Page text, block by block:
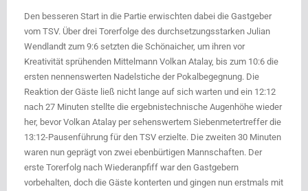
Den besseren Start in die Partie erwischten dabei die Gastgeber
vom TSV. Über drei Torerfolge des durchsetzungsstarken Julian
Wendlandt zum 9:6 setzten die Schönaicher, um ihren vor
Kreativität sprühenden Mittelmann Volkan Atalay, bis zum 10:6 die
ersten nennenswerten Nadelstiche der Pokalbegegnung. Die
Reaktion der Gäste ließ nicht lange auf sich warten und ein 12:12
nach 27 Minuten stellte die ergebnistechnische Augenhöhe wieder
her, bevor Volkan Atalay per sehenswertem Siebenmetertreffer die
13:12-Pausenführung für den TSV erzielte. Die zweiten 30 Minuten
waren nun geprägt von zwei ebenbürtigen Mannschaften. Der
erste Torerfolg nach Wiederanpfiff war den Gastgebern
vorbehalten, doch die Gäste konterten und gingen nun erstmals mit